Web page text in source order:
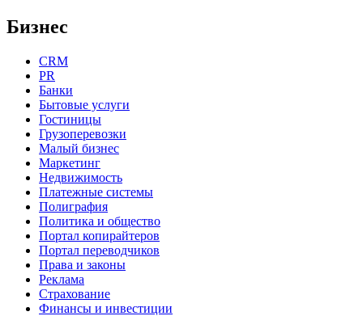
Бизнес
CRM
PR
Банки
Бытовые услуги
Гостиницы
Грузоперевозки
Малый бизнес
Маркетинг
Недвижимость
Платежные системы
Полиграфия
Политика и общество
Портал копирайтеров
Портал переводчиков
Права и законы
Реклама
Страхование
Финансы и инвестиции